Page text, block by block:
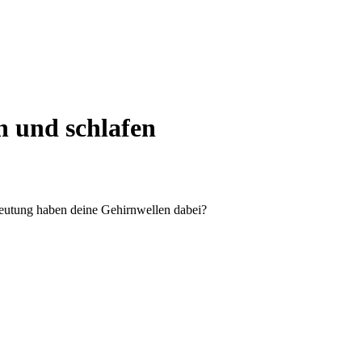
und schlafen
haben deine Gehirnwellen dabei?